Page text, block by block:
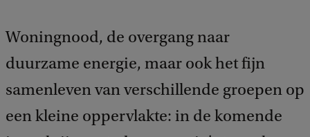
Woningnood, de overgang naar
duurzame energie, maar ook het fijn
samenleven van verschillende groepen op
een kleine oppervlakte: in de komende